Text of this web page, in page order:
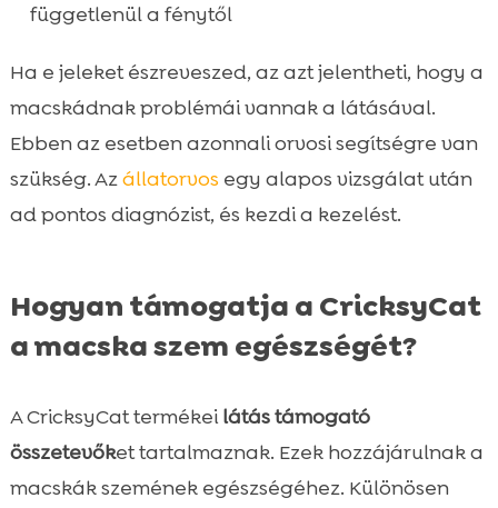
függetlenül a fénytől
Ha e jeleket észreveszed, az azt jelentheti, hogy a
macskádnak problémái vannak a látásával.
Ebben az esetben azonnali orvosi segítségre van
szükség. Azállatorvos egy alapos vizsgálat után
ad pontos diagnózist, és kezdi a kezelést.
Hogyan támogatja a CricksyCat
a macska szem egészségét?
A CricksyCat termékeilátás támogató
összetevőket tartalmaznak. Ezek hozzájárulnak a
macskák szemének egészségéhez. Különösen